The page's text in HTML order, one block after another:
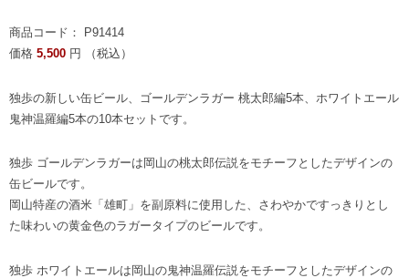
商品コード： P91414
価格 5,500 円 （税込）
独歩の新しい缶ビール、ゴールデンラガー 桃太郎編5本、ホワイトエール
鬼神温羅編5本の10本セットです。
独歩 ゴールデンラガーは岡山の桃太郎伝説をモチーフとしたデザインの
缶ビールです。
岡山特産の酒米「雄町」を副原料に使用した、さわやかですっきりとし
た味わいの黄金色のラガータイプのビールです。
独歩 ホワイトエールは岡山の鬼神温羅伝説をモチーフとしたデザインの